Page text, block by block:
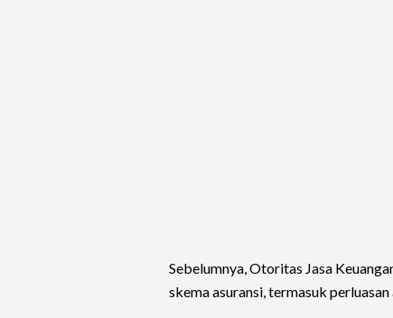
Sebelumnya, Otoritas Jasa
skema asuransi, termasuk